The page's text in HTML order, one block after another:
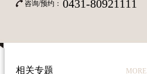
咨询/预约： 0431-80921111
相关专题 MORE